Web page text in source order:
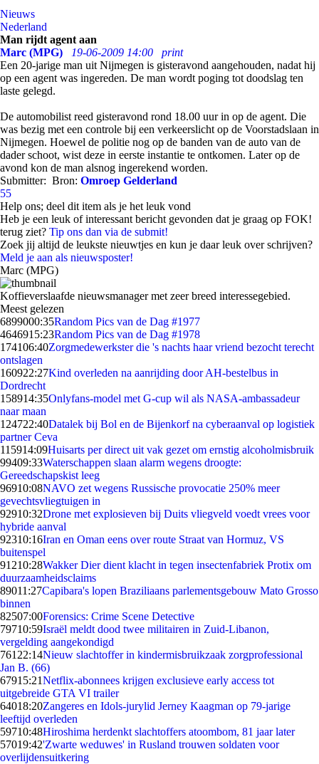
Nieuws
Nederland
Man rijdt agent aan
Marc (MPG)
19-06-2009 14:00
print
Een 20-jarige man uit Nijmegen is gisteravond aangehouden, nadat hij
op een agent was ingereden. De man wordt poging tot doodslag ten
laste gelegd.
De automobilist reed gisteravond rond 18.00 uur in op de agent. Die
was bezig met een controle bij een verkeerslicht op de Voorstadslaan in
Nijmegen. Hoewel de politie nog op de banden van de auto van de
dader schoot, wist deze in eerste instantie te ontkomen. Later op de
avond kon de man alsnog ingerekend worden.
Submitter: Bron: Omroep Gelderland
55
Help ons; deel dit item als je het leuk vond
Heb je een leuk of interessant bericht gevonden dat je graag op FOK!
terug ziet? Tip ons dan via de submit!
Zoek jij altijd de leukste nieuwtjes en kun je daar leuk over schrijven?
Meld je aan als nieuwsposter!
Marc (MPG)
Koffieverslaafde nieuwsmanager met zeer breed interessegebied.
Meest gelezen
6899000:35Random Pics van de Dag #1977
4646915:23Random Pics van de Dag #1978
174106:40Zorgmedewerkster die 's nachts haar vriend bezocht terecht
ontslagen
160922:27Kind overleden na aanrijding door AH-bestelbus in
Dordrecht
158914:35Onlyfans-model met G-cup wil als NASA-ambassadeur
naar maan
124722:40Datalek bij Bol en de Bijenkorf na cyberaanval op logistiek
partner Ceva
115914:09Huisarts per direct uit vak gezet om ernstig alcoholmisbruik
99409:33Waterschappen slaan alarm wegens droogte:
Gereedschapskist leeg
96910:08NAVO zet wegens Russische provocatie 250% meer
gevechtsvliegtuigen in
92910:32Drone met explosieven bij Duits vliegveld voedt vrees voor
hybride aanval
92310:16Iran en Oman eens over route Straat van Hormuz, VS
buitenspel
91210:28Wakker Dier dient klacht in tegen insectenfabriek Protix om
duurzaamheidsclaims
89011:27Capibara's lopen Braziliaans parlementsgebouw Mato Grosso
binnen
82507:00Forensics: Crime Scene Detective
79710:59Israël meldt dood twee militairen in Zuid-Libanon,
vergelding aangekondigd
761 22:14Nieuw slachtoffer in kindermisbruikzaak zorgprofessional
Jan B. (66)
67915:21Netflix-abonnees krijgen exclusieve early access tot
uitgebreide GTA VI trailer
64018:20Zangeres en Idols-jurylid Jerney Kaagman op 79-jarige
leeftijd overleden
59710:48Hiroshima herdenkt slachtoffers atoombom, 81 jaar later
57019:42'Zwarte weduwes' in Rusland trouwen soldaten voor
overlijdensuitkering